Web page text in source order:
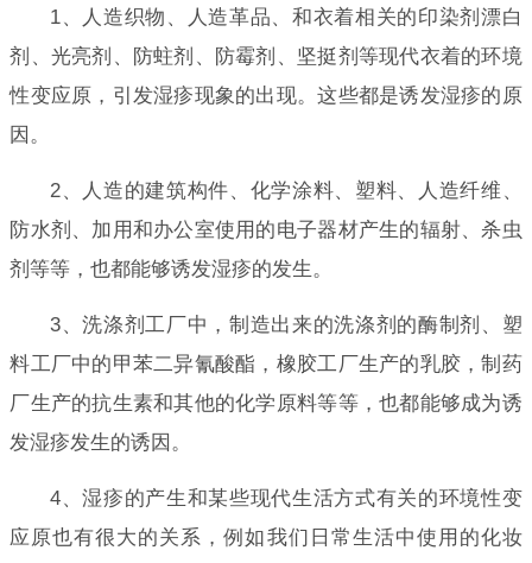
1、人造织物、人造革品、和衣着相关的印染剂漂白
剂、光亮剂、防蛀剂、防霉剂、坚挺剂等现代衣着的环境
性变应原，引发湿疹现象的出现。这些都是诱发湿疹的原
因。
2、人造的建筑构件、化学涂料、塑料、人造纤维、
防水剂、加用和办公室使用的电子器材产生的辐射、杀虫
剂等等，也都能够诱发湿疹的发生。
3、洗涤剂工厂中，制造出来的洗涤剂的酶制剂、塑
料工厂中的甲苯二异氰酸酯，橡胶工厂生产的乳胶，制药
厂生产的抗生素和其他的化学原料等等，也都能够成为诱
发湿疹发生的诱因。
4、湿疹的产生和某些现代生活方式有关的环境性变
应原也有很大的关系，例如我们日常生活中使用的化妆